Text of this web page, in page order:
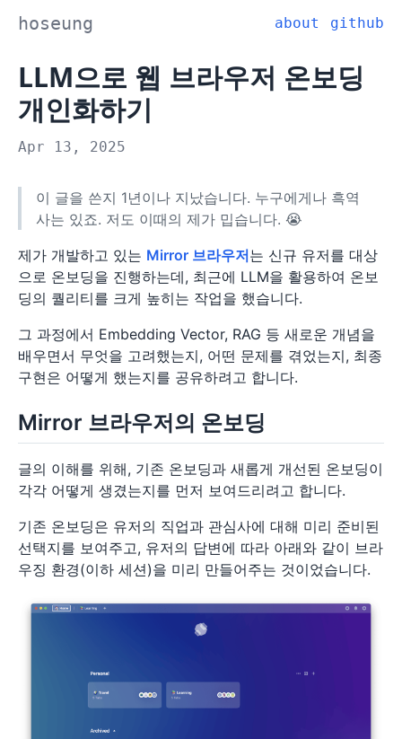
hoseung about github
LLM으로 웹 브라우저 온보딩
개인화하기
Apr 13, 2025
이 글을 쓴지 1년이나 지났습니다. 누구에게나 흑역
사는 있죠. 저도 이때의 제가 밉습니다. 😭
제가 개발하고 있는 Mirror 브라우저는 신규 유저를 대상
으로 온보딩을 진행하는데, 최근에 LLM을 활용하여 온보
딩의 퀄리티를 크게 높히는 작업을 했습니다.
그 과정에서 Embedding Vector, RAG 등 새로운 개념을
배우면서 무엇을 고려했는지, 어떤 문제를 겪었는지, 최종
구현은 어떻게 했는지를 공유하려고 합니다.
Mirror 브라우저의 온보딩
글의 이해를 위해, 기존 온보딩과 새롭게 개선된 온보딩이
각각 어떻게 생겼는지를 먼저 보여드리려고 합니다.
기존 온보딩은 유저의 직업과 관심사에 대해 미리 준비된
선택지를 보여주고, 유저의 답변에 따라 아래와 같이 브라
우징 환경(이하 세션)을 미리 만들어주는 것이었습니다.